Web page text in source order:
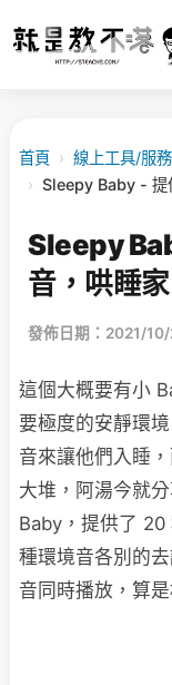
首頁 › 線上工具/服務
› Sleepy Baby - 提
Sleepy
音，哄睡
發佈日期：2021/10/
這個大概要有小
要極度的安靜環
音來讓他們入睡
大堆，阿湯今就
Baby，提供了 20
種環境音各別的
音同時播放，算